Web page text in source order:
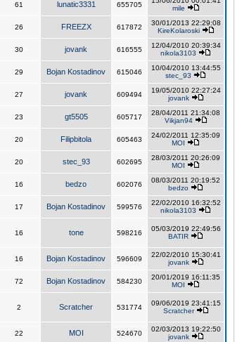
61 lunatic3331 655705
mile
26 FREEZX 617872
30/01/2013 22:29:08
KireKolaroski
30 jovank 616555
12/04/2010 20:39:34
nikola3103
29 Bojan Kostadinov 615046
10/04/2010 13:44:55
stec_93
27 jovank 609494
19/05/2010 22:27:24
jovank
23 gt5505 605717
28/04/2011 21:34:08
Vikjan94
20 Filipbitola 605463
24/02/2011 12:35:09
MOI
20 stec_93 602695
28/03/2011 20:26:09
MOI
16 bedzo 602076
08/03/2011 20:19:52
bedzo
17 Bojan Kostadinov 599576
22/02/2010 16:32:52
nikola3103
16 tone 598216
05/03/2019 22:49:56
BATIR
16 Bojan Kostadinov 596609
22/02/2010 15:30:41
jovank
72 Bojan Kostadinov 584230
20/01/2019 16:11:35
MOI
2 Scratcher 531774
09/06/2019 23:41:15
Scratcher
22 MOI 524670
02/03/2013 19:22:50
jovank